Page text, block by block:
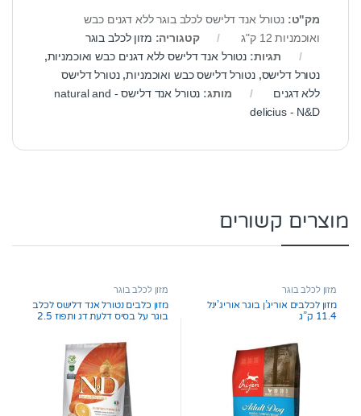
מק"ט:נטורל אנד דלישס לכלב בוגר ללא דגנים כבש
ואוכמניות 12 ק"ג
קטגוריה: מזון לכלב בוגר
תגיות: נטורל אנד דלישס ללא דגנים כבש ואוכמניות,
נטורל דלישס,נטורל דלישס כבש ואוכמניות,נטורל דלישס
ללא דגנים
מותג:
נטורל אנד דלישס - natural and
delicius - N&D
מוצרים קשורים
מזון לכלב בוגר
מזון לכלבים אוריג’ן בוגר אוריג’ינל
11.4 ק”ג
מזון לכלב בוגר
מזון כלבים נטורל אנד דלישס לכלב
בוגר על בסיס דלעת דג ותפוז 2.5